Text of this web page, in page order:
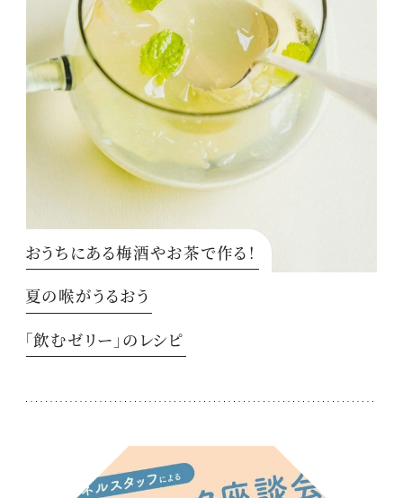
おうちにある梅酒やお茶で作る！
夏の喉がうるおう
「飲むゼリー」のレシピ